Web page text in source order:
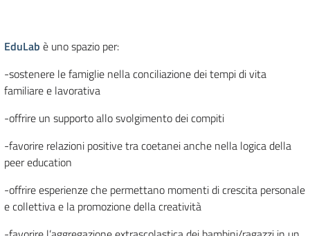
EduLab è uno spazio per:
-sostenere le famiglie nella conciliazione dei tempi di vita
familiare e lavorativa
-offrire un supporto allo svolgimento dei compiti
-favorire relazioni positive tra coetanei anche nella logica della
peer education
-offrire esperienze che permettano momenti di crescita personale
e collettiva e la promozione della creatività